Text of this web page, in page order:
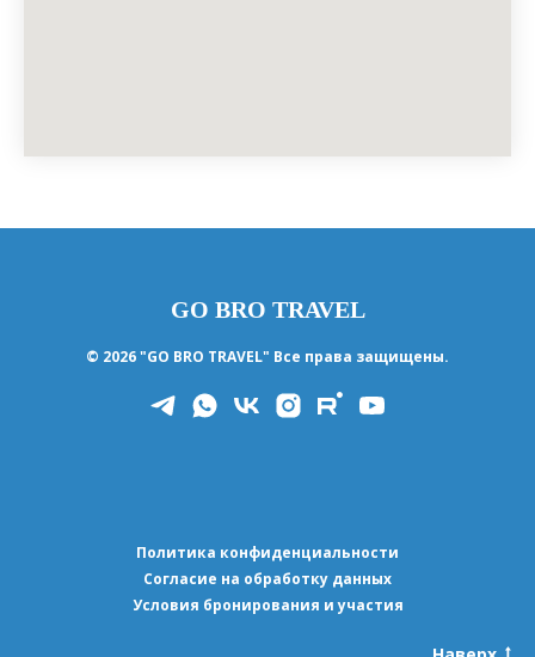
GO BRO TRAVEL
© 2026 "GO BRO TRAVEL" Все права защищены.
Политика конфиденциальности
Согласие на обработку данных
Условия бронирования и участия